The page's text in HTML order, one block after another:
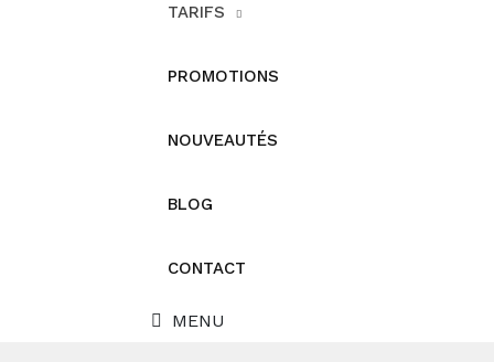
TARIFS
PROMOTIONS
NOUVEAUTÉS
BLOG
CONTACT
MENU